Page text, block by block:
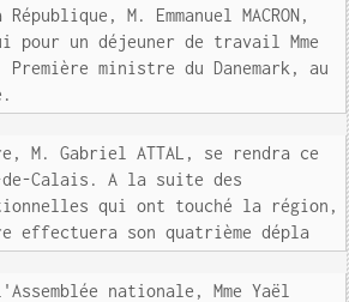
M. Emmanuel MACRON,
pour un déjeuner de travail Mme
Première ministre du Danemark, au
M. Gabriel ATTAL, se rendra ce
de-Calais. A la suite des
qui ont touché la région,
effectuera son quatrième dépla
nationale, Mme Yaël